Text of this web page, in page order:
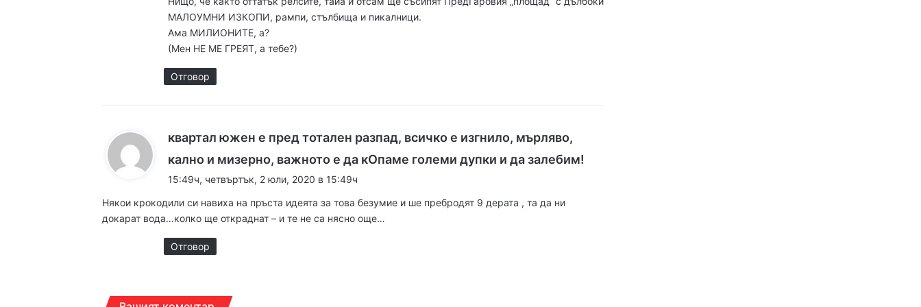
12:05ч, събота, 8 август, 2026
Чанове и вувузели огласят трибуните на Гребния канал
08:30ч, събота, 8 август, 2026
График за миенето на пловдивските улици от 10 до 14 август
:
МАЛОУМНИ ИЗКОПИ, рампи, стълбища и пикалници.
Ама МИЛИОНИТЕ, а?
(Мен НЕ МЕ ГРЕЯТ, а тебе?)
Отговор
квартал южен е пред тотален разпад, всичко е изгнило, мърляво,
кално и мизерно, важното е да кОпаме големи дупки и да залебим!
15:49ч, четвъртък, 2 юли, 2020 в 15:49ч
Някои крокодили си навиха на пръста идеята за това безумие и ше пребродят 9 дерата , та да ни
докарат вода…колко ще откраднат – и те не са нясно още…
Отговор